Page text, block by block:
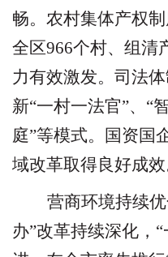
畅。农村集体产权
全区966个村、组清
力有效激发。司法
新“一村一法官”、 “
庭”等模式。国资国
域改革取得良好成效
营商环境持续优
办”改革持续深化， “